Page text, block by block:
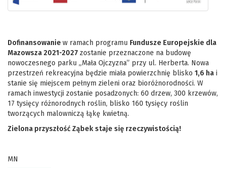
Dofinansowanie w ramach programu Fundusze Europejskie dla
Mazowsza 2021-2027 zostanie przeznaczone na budowę
nowoczesnego parku „Mała Ojczyzna” przy ul. Herberta. Nowa
przestrzeń rekreacyjna będzie miała powierzchnię blisko 1,6 ha i
stanie się miejscem pełnym zieleni oraz bioróżnorodności. W
ramach inwestycji zostanie posadzonych: 60 drzew, 300 krzewów,
17 tysięcy różnorodnych roślin, blisko 160 tysięcy roślin
tworzących malowniczą łąkę kwietną.
Zielona przyszłość Ząbek staje się rzeczywistością!
MN